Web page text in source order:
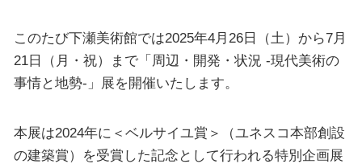
このたび下瀬美術館では2025年4月26日（土）から7月
21日（月・祝）まで「周辺・開発・状況 -現代美術の
事情と地勢-」展を開催いたします。
本展は2024年に＜ベルサイユ賞＞（ユネスコ本部創設
の建築賞）を受賞した記念として行われる特別企画展